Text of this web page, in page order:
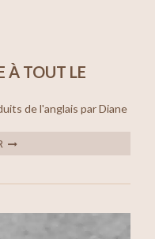
À TOUT LE
de l'anglais par Diane